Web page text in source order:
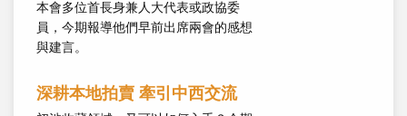
本會多位首長身兼人大代表或政協委
員，今期報導他們早前出席兩會的感想
與建言。
深耕本地拍賣 牽引中西交流